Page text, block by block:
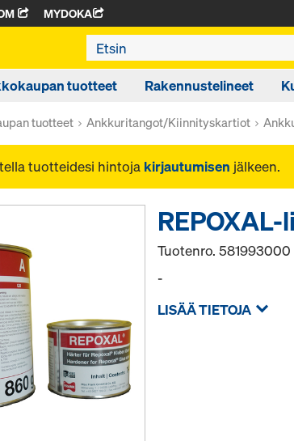
MYDOKA
tuotteet Rakennustelineet
tuotteet Ankkuritangot/Kiinnityskartiot
tuotteidesi hintoja kirjautumisen jälkeen.
Tuotenro.581993000
-
LISÄÄ TIETOJA